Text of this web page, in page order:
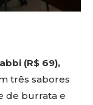
(R$ 69),
três sabores
de burrata e